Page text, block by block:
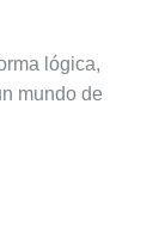
lógica,
mundo de